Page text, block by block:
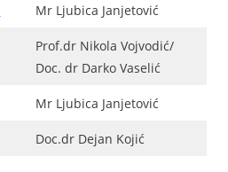
Mr Ljubica Janjetović
Prof.dr Nikola Vojvodić/
Doc. dr Darko Vaselić
Mr Ljubica Janjetović
Doc.dr Dejan Kojić